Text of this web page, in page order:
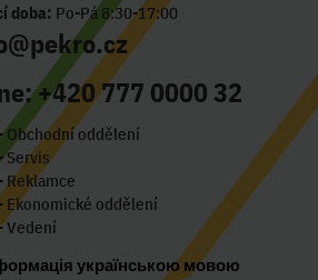
doba: Po-Pá 8:30-17:00
+420 777 0000 32
Obchodní oddělení
- Servis
- Reklamce
Ekonomické oddělení
Vedení
українською мовою